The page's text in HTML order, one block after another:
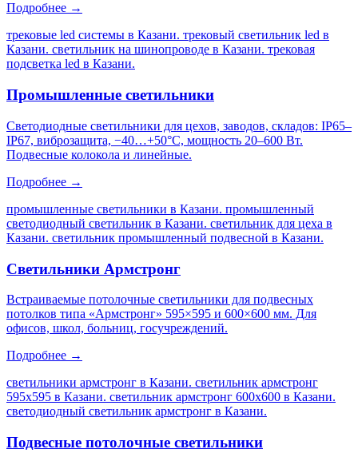
Подробнее →
трековые led системы в Казани. трековый светильник led в
Казани. светильник на шинопроводе в Казани. трековая
подсветка led в Казани.
Промышленные светильники
Светодиодные светильники для цехов, заводов, складов: IP65–
IP67, виброзащита, −40…+50°C, мощность 20–600 Вт.
Подвесные колокола и линейные.
Подробнее →
промышленные светильники в Казани. промышленный
светодиодный светильник в Казани. светильник для цеха в
Казани. светильник промышленный подвесной в Казани.
Светильники Армстронг
Встраиваемые потолочные светильники для подвесных
потолков типа «Армстронг» 595×595 и 600×600 мм. Для
офисов, школ, больниц, госучреждений.
Подробнее →
светильники армстронг в Казани. светильник армстронг
595х595 в Казани. светильник армстронг 600х600 в Казани.
светодиодный светильник армстронг в Казани.
Подвесные потолочные светильники